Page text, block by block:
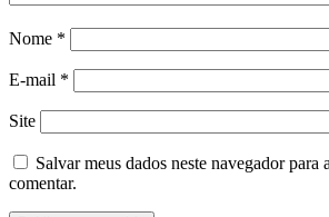
Nome *
E-mail *
Site
Salvar meus dados neste navegador para
comentar.